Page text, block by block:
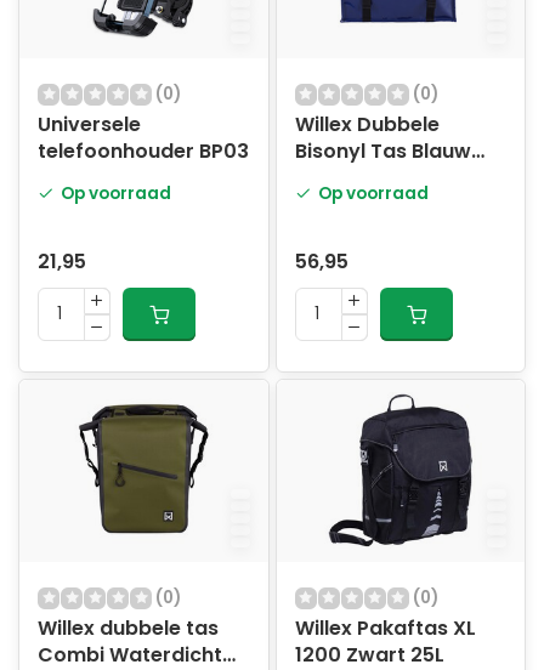
(0)
Universele
telefoonhouder BP03
Op voorraad
21,95
(0)
Willex Dubbele
Bisonyl Tas Blauw
Op voorraad
56,95
(0)
Willex dubbele tas
Combi Waterdicht
(0)
Willex Pakaftas XL
1200 Zwart 25L